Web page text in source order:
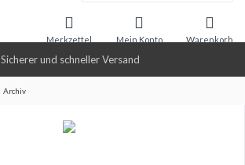
Sicherer und schneller Versand
Warenkorb
Merkzettel Mein Konto
Archiv